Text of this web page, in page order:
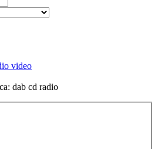
video
dab cd radio